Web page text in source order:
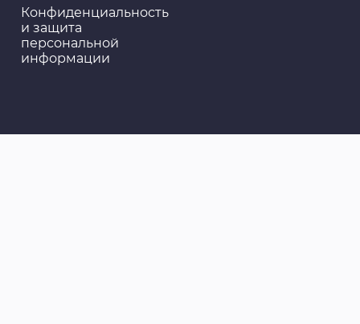
Конфиденциальность
и защита
персональной
информации